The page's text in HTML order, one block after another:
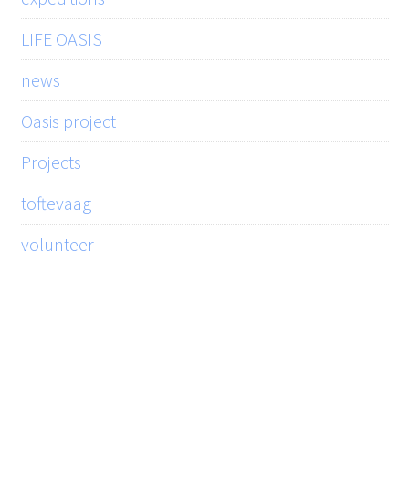
LIFE OASIS
news
Oasis project
Projects
toftevaag
volunteer